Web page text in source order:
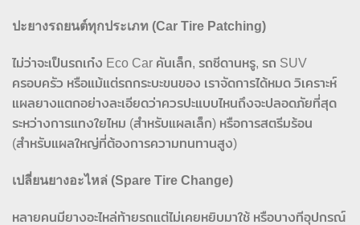
ปะยางรถยนต์ทุกประเภท (Car Tire Patching)
ไม่ว่าจะเป็นรถเก๋ง Eco Car คันเล็ก, รถซีดานหรู, รถ SUV
ครอบครัว หรือแม้แต่รถกระบะขนของ เราจัดการได้หมด วิเคราะห์
แผลยางแตกอย่างละเอียดว่าควรปะแบบไหนถึงจะปลอดภัยที่สุด
ระหว่างการแทงใยไหม (สำหรับแผลเล็ก) หรือการสตรีมร้อน
(สำหรับแผลใหญ่ที่ต้องการความทนทานสูง)
เปลี่ยนยางอะไหล่ (Spare Tire Change)
หลายคนมียางอะไหล่ท้ายรถแต่ไม่เคยหยิบมาใช้ หรือบางทีอุปกรณ์